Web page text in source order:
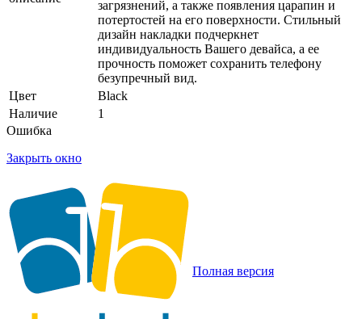
загрязнений, а также появления царапин и
потертостей на его поверхности. Стильный
дизайн накладки подчеркнет
индивидуальность Вашего девайса, а ее
прочность поможет сохранить телефону
безупречный вид.
Цвет
Black
Наличие
1
Ошибка
Закрыть окно
Полная версия